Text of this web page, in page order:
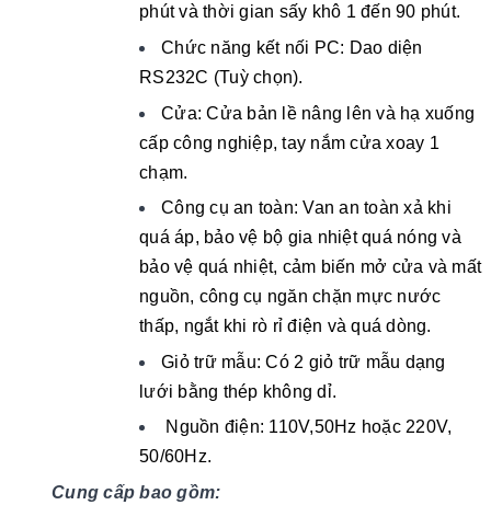
phút và thời gian sấy khô 1 đến 90 phút.
Chức năng kết nối PC: Dao diện
RS232C (Tuỳ chọn).
Cửa: Cửa bản lề nâng lên và hạ xuống
cấp công nghiệp, tay nắm cửa xoay 1
chạm.
Công cụ an toàn: Van an toàn xả khi
quá áp, bảo vệ bộ gia nhiệt quá nóng và
bảo vệ quá nhiệt, cảm biến mở cửa và mất
nguồn, công cụ ngăn chặn mực nước
thấp, ngắt khi rò rỉ điện và quá dòng.
Giỏ trữ mẫu: Có 2 giỏ trữ mẫu dạng
lưới bằng thép không dỉ.
Nguồn điện: 110V,50Hz hoặc 220V,
50/60Hz.
Cung cấp bao gồm: